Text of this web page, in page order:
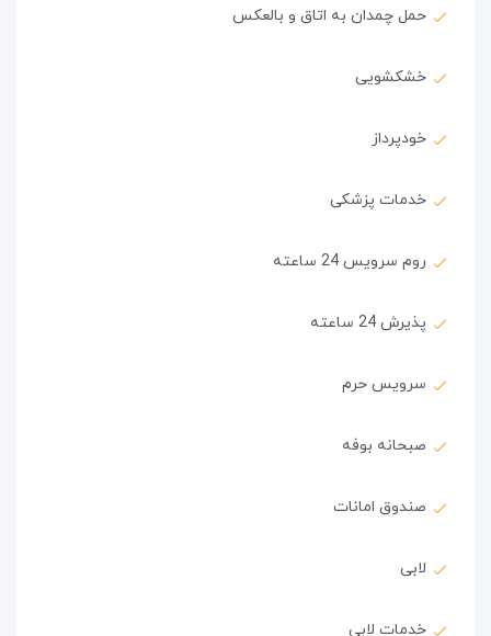
حمل چمدان به اتاق و بالعکس
خشکشویی
خودپرداز
خدمات پزشکی
روم سرویس 24 ساعته
پذیرش 24 ساعته
سرویس حرم
صبحانه بوفه
صندوق امانات
لابی
خدمات لابی